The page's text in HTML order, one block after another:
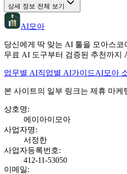
상세 정보 전체 보기
AI모아
당신에게 딱 맞는 AI 툴을 모아스코
무료 AI 도구부터 검증된 추천까지
업무별 AI직업별 AI가이드AI모아
본 사이트의 일부 링크는 제휴 마케
상호명:
에이아이모아
사업자명:
서정한
사업자등록번호:
412-11-53050
이메일: